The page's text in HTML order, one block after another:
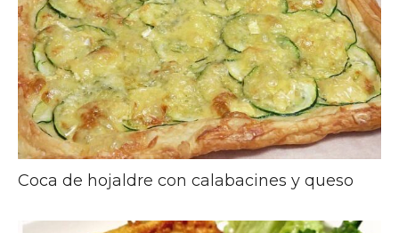
Coca de hojaldre con calabacines y queso